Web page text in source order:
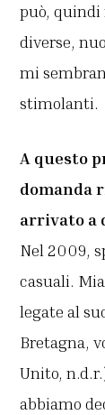
può, quindi
diverse,
mi
stimolanti.
A questo
domanda
arrivato a
Nel 2009,
casuali.
legate al
Bretagna,
Unito,
abbiamo